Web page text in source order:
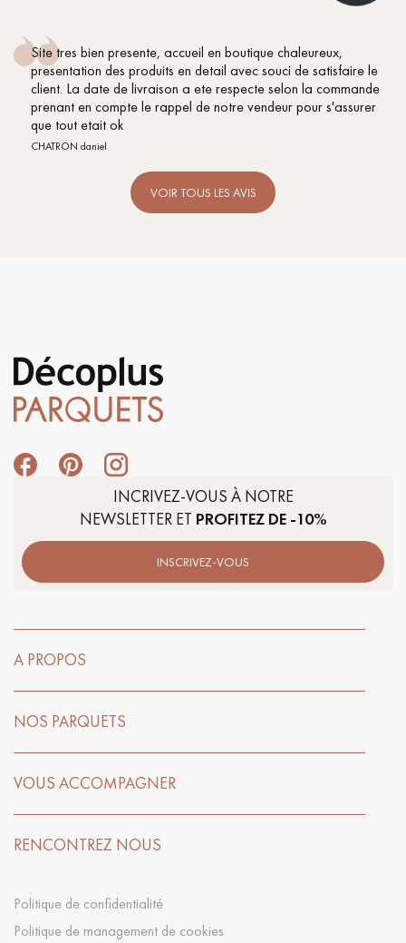
Site tres bien presente, accueil en boutique chaleureux,
presentation des produits en detail avec souci de satisfaire le
client. La date de livraison a ete respecte selon la commande
prenant en compte le rappel de notre vendeur pour s'assurer
que tout etait ok
CHATRON daniel
VOIR TOUS LES AVIS
INCRIVEZ-VOUS À NOTRE
NEWSLETTER ET PROFITEZ DE -10%
INSCRIVEZ-VOUS
A PROPOS
NOS PARQUETS
VOUS ACCOMPAGNER
RENCONTREZ NOUS
Politique de confidentialité
Politique de management de cookies